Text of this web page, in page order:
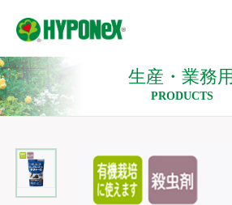
生産・業務用
PRODUCTS